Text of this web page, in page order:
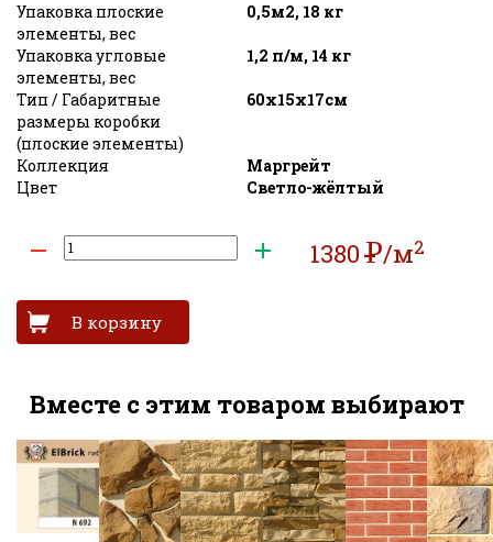
Упаковка плоские
элементы, вес
0,5м2, 18 кг
Упаковка угловые
элементы, вес
1,2 п/м, 14 кг
Тип / Габаритные
размеры коробки
(плоские элементы)
60х15х17см
Коллекция
Маргрейт
Цвет
Светло-жёлтый
1380Р/м2
Вместе с этим товаром выбирают